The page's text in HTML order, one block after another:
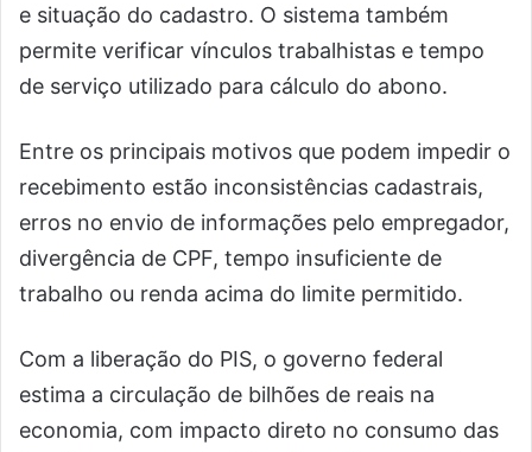
e situação do cadastro. O sistema também
permite verificar vínculos trabalhistas e tempo
de serviço utilizado para cálculo do abono.
Entre os principais motivos que podem impedir o
recebimento estão inconsistências cadastrais,
erros no envio de informações pelo empregador,
divergência de CPF, tempo insuficiente de
trabalho ou renda acima do limite permitido.
Com a liberação do PIS, o governo federal
estima a circulação de bilhões de reais na
economia, com impacto direto no consumo das